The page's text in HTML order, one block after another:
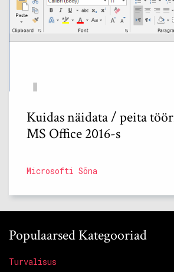
Kuidas näidata / peita
MS Office 2016-s
Microsofti Sõna
Populaarsed Kategooriad
Turvalisus